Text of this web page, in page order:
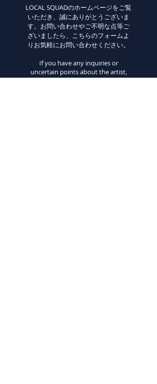
LOCAL SQUADのホームページをご覧
いただき、誠にありがとうございま
す。お問い合わせやご不明な点等ご
ざいましたら、こちらのフォームよ
りお気軽にお問い合わせください。
If you have any inquiries or
uncertain points about the artist,
please do not hesitate to contact us